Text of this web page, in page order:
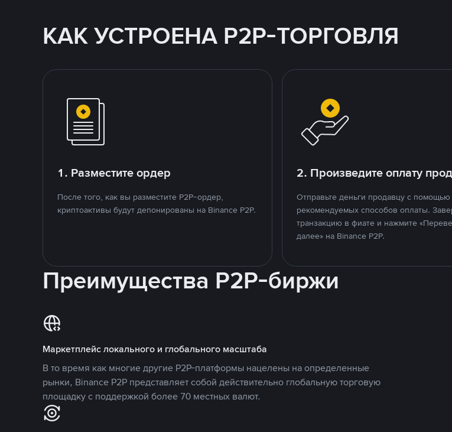
КАК УСТРОЕНА P2P-ТОРГОВЛЯ
1. Разместите ордер
После того, как вы разместите P2P-ордер,
криптоактивы будут депонированы на Binance P2P.
2. Произведите оплату
Отправьте деньги продавцу с помощью
рекомендуемых способов оплаты.
транзакцию в фиате и нажмите
далее» на Binance P2P.
Преимущества P2P-биржи
Маркетплейс локального и глобального масштаба
В то время как многие другие P2P-платформы нацелены на определенные
рынки, Binance P2P представляет собой действительно глобальную торговую
площадку с поддержкой более 70 местных валют.